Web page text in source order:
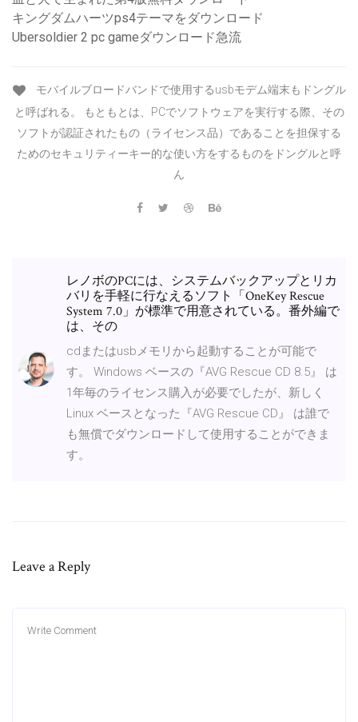
キングダムハーツps4テーマをダウンロード
Ubersoldier 2 pc gameダウンロード急流
モバイルブロードバンドで使用するusbモデム端末もドングル
と呼ばれる。 もともとは、PCでソフトウェアを実行する際、その
ソフトが認証されたもの（ライセンス品）であることを担保する
ためのセキュリティーキー的な使い方をするものをドングルと呼
ん
レノボのPCには、システムバックアップとリカ
バリを手軽に行なえるソフト「OneKey Rescue
System 7.0」が標準で用意されている。番外編で
は、その
cdまたはusbメモリから起動することが可能で
す。 Windows ベースの『AVG Rescue CD 8.5』 は
1年毎のライセンス購入が必要でしたが、新しく
Linux ベースとなった『AVG Rescue CD』 は誰で
も無償でダウンロードして使用することができま
す。
Leave a Reply